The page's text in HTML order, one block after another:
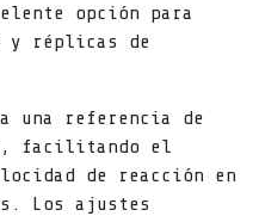
opción para
y réplicas de
una referencia de
facilitando el
de reacción en
Los ajustes